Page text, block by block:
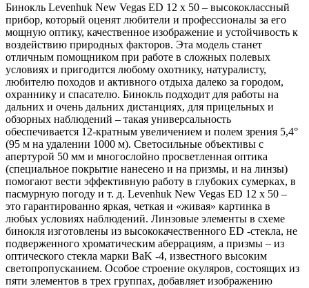
Бинокль Levenhuk New Vegas ED 12 x 50 – высококлассный
прибор, который оценят любители и профессионалы за его
мощную оптику, качественное изображение и устойчивость к
воздействию природных факторов. Эта модель станет
отличным помощником при работе в сложных полевых
условиях и пригодится любому охотнику, натуралисту,
любителю походов и активного отдыха далеко за городом,
охраннику и спасателю. Бинокль подходит для работы на
дальних и очень дальних дистанциях, для прицельных и
обзорных наблюдений – такая универсальность
обеспечивается 12-кратным увеличением и полем зрения 5,4°
(95 м на удалении 1000 м). Светосильные объективы с
апертурой 50 мм и многослойно просветленная оптика
(специальное покрытие нанесено и на призмы, и на линзы)
помогают вести эффективную работу в глубоких сумерках, в
пасмурную погоду и т. д. Levenhuk New Vegas ED 12 x 50 –
это гарантированно яркая, четкая и «живая» картинка в
любых условиях наблюдений. Линзовые элементы в схеме
бинокля изготовлены из высококачественного ED -стекла, не
подверженного хроматическим аберрациям, а призмы – из
оптического стекла марки BaK -4, известного высоким
светопропусканием. Особое строение окуляров, состоящих из
пяти элементов в трех группах, добавляет изображению